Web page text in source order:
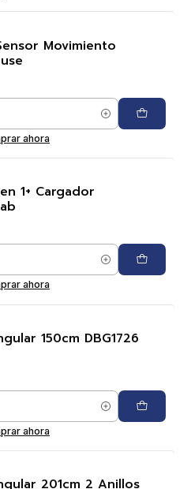
Movimiento
ahora
1+ Cargador
ahora
150cm DBG1726
ahora
201cm 2 Anillos